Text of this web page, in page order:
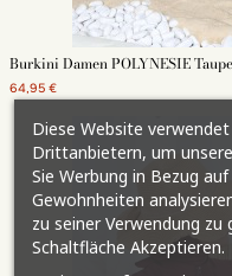
Burkini Damen POLYNESIE Taupe
64,95 €
Diese Website
Drittanbietern, um
Sie Werbung in Bezug
Gewohnheiten
zu seiner Verwendung zu
Schaltfläche Akzeptieren.